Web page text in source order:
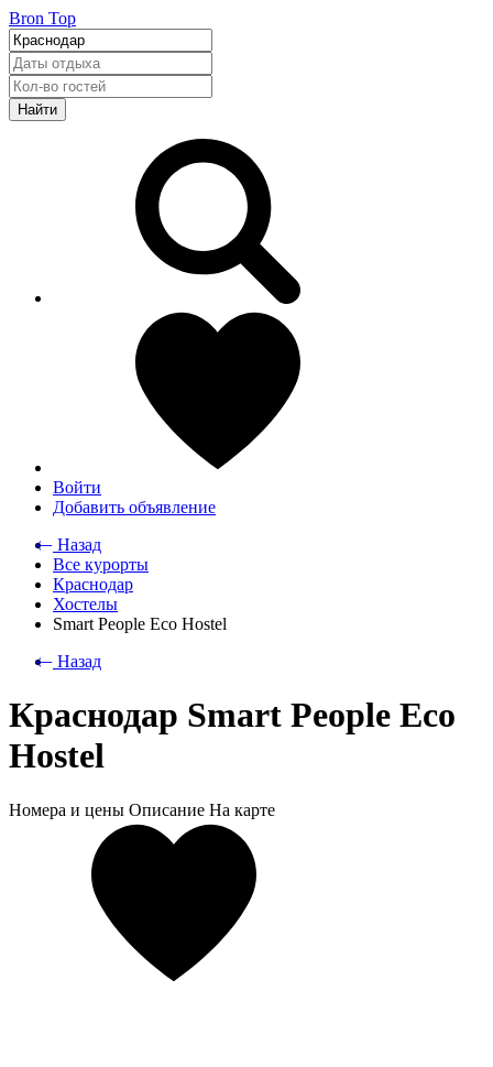
Bron Top
Найти
Войти
Добавить объявление
⃪ Назад
Все курорты
Краснодар
Хостелы
Smart People Eco Hostel
⃪ Назад
Краснодар Smart People Eco
Hostel
Номера и цены Описание На карте